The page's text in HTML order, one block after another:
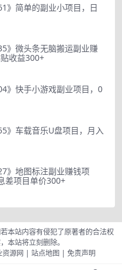
》简单的副业小项目，日
》微头条无脑搬运副业赚
收益300+
》快手小游戏副业项目，0
》车载音乐U盘项目，月入
》地图标注副业赚钱项
差项目单价300+
本站内容有侵犯了原著者的合法权
本站将立刻删除。
资源网 | 站点地图 | 免责声明